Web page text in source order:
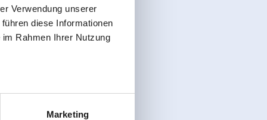
Verwendung unserer
diese Informationen
Rahmen Ihrer Nutzung
Marketing